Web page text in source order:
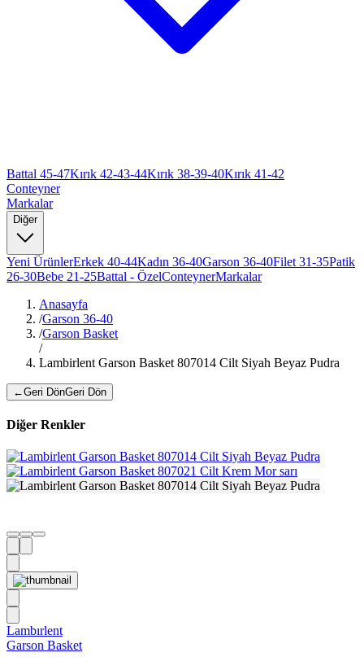
Battal 45-47Kırık 42-43-44Kırık 38-39-40Kırık 41-42
Conteyner
Markalar
Diğer
Yeni ÜrünlerErkek 40-44Kadın 36-40Garson 36-40Filet 31-35Patik
26-30Bebe 21-25Battal - ÖzelConteynerMarkalar
Anasayfa
/Garson 36-40
/Garson Basket
/
Lambirlent Garson Basket 807014 Cilt Siyah Beyaz Pudra
←Geri DönGeri Dön
Diğer Renkler
Lambırlent
Garson Basket